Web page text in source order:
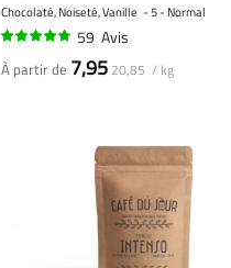
Chocolaté, Noiseté, Vanille 5 - Normal
59 Avis
À partir de 7,95 20,85 / kg